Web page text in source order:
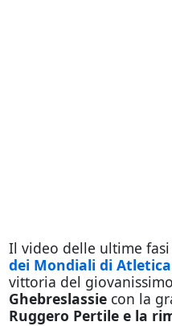
Il video delle ultime
dei Mondiali di Atletica
vittoria del
Ghebreslassiecon la
Ruggero Pertile e la